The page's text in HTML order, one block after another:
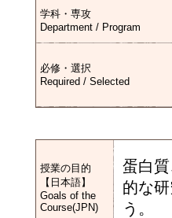
学科・専攻
Department / Program
必修・選択
Required / Selected
授業の目的
【日本語】
Goals of the
Course(JPN)
蛋白
的な
う。